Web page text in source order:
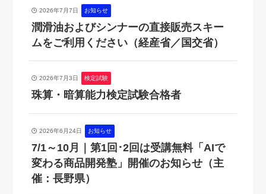
2026年7月7日 お知らせ
潤滑油およびシンナーの直接販売スキー
ムをご利用ください（経産省／国交省）
2026年7月3日 検定試験
珠算・暗算能力検定試験合格者
2026年6月24日 お知らせ
7/1～10月｜第1回･2回は受講無料「AIで
変わる商品開発塾」開催のお知らせ（主
催：長野県）